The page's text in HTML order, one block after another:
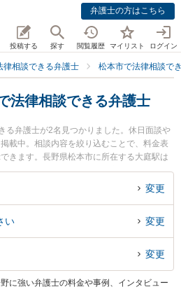
弁護士の方はこちら
投稿する 探す 閲覧履歴 マイリスト ログイン
律相談できる弁護士 松本市で法律相談で
法律相談できる弁護士
る弁護士が2名見つかりました。休日面談や
載中。相談内容を絞り込むことで、料金表
きます。長野県松本市に所在する大庭駅は
弁護士から探したいときは市区町村検索や
して探すと良いでしょう。特に西村誠法律
務所を構える弁護士に面談予約したい』
富な大庭駅近くの弁護士を検索したい』
きる大庭駅付近の弁護士に面談予約した
変更
い 変更
変更
に強い弁護士の料金や事例、インタビュー